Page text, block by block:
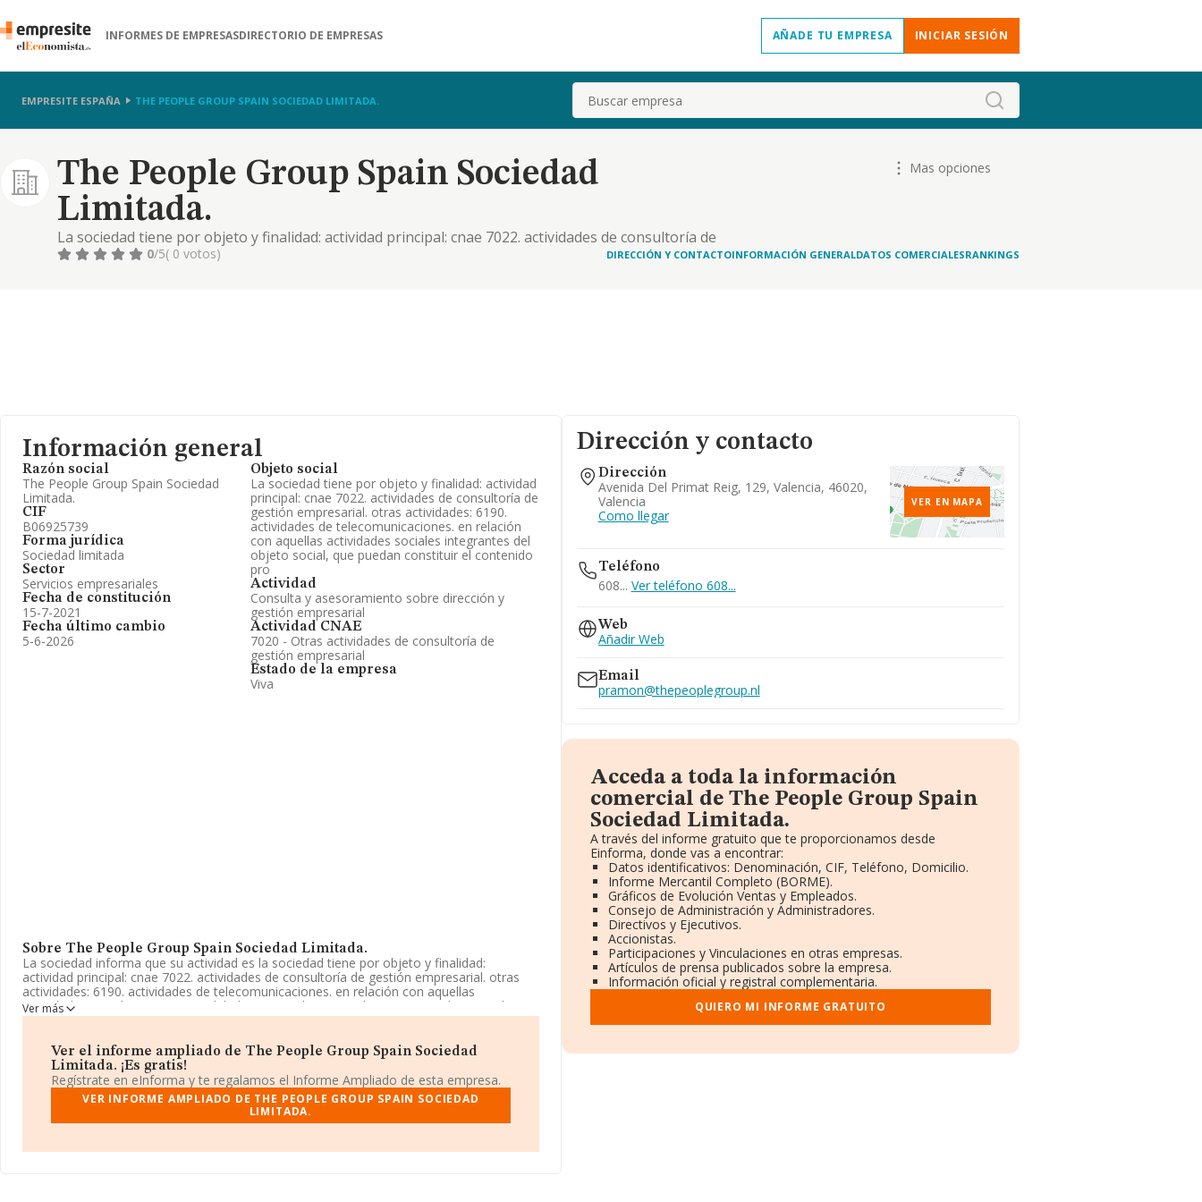
INFORMES DE EMPRESASDIRECTORIO DE EMPRESAS AÑADE TU EMPRESA INICIAR SESIÓN
EMPRESITE ESPAÑA THE PEOPLE GROUP SPAIN SOCIEDAD LIMITADA. Buscar
The People Group Spain Sociedad
Limitada.
La sociedad tiene por objeto y finalidad: actividad principal: cnae 7022. actividades de consultoría de
gestión empresarial. otras actividades: 6190. actividades de telecomunicaciones. en relación con
Mas opciones
0/5( 0 votos) DIRECCIÓN Y CONTACTOINFORMACIÓN GENERALDATOS COMERCIALESRANKINGS
Información general
Razón social
The People Group Spain Sociedad
Limitada.
CIF
B06925739
Forma jurídica
Sociedad limitada
Sector
Servicios empresariales
Fecha de constitución
15-7-2021
Fecha último cambio
5-6-2026
Objeto social
La sociedad tiene por objeto y finalidad: actividad
principal: cnae 7022. actividades de consultoría de
gestión empresarial. otras actividades: 6190.
actividades de telecomunicaciones. en relación
con aquellas actividades sociales integrantes del
objeto social, que puedan constituir el contenido
pro
Actividad
Consulta y asesoramiento sobre dirección y
gestión empresarial
Actividad CNAE
7020 - Otras actividades de consultoría de
gestión empresarial
Estado de la empresa
Viva
Sobre The People Group Spain Sociedad Limitada.
La sociedad informa que su actividad es la sociedad tiene por objeto y finalidad:
actividad principal: cnae 7022. actividades de consultoría de gestión empresarial. otras
actividades: 6190. actividades de telecomunicaciones. en relación con aquellas
actividades sociales integrantes del objeto social, que puedan constituir el contenido pro.
La empresa está registrada como Sociedad Limitada. Su actividad CNAE es '%cnae%'
En base a la Recomendación 2003/361/CE de la Comisión, de 6 de mayo de 2003, sobre
la definición de microempresas, pequeñas y medianas empresas, la compañía se puede
calificar como empresa pequeña. El número de empleados ha disminuido un 35% y
teniendo en cuenta la información disponible en INFORMA, ha dispuesto de un número
de empleados por encima de la media de sector.
Dentro del ranking de empresas elaborado por INFORMA, atendiendo a los niveles de
Ver más
Ver el informe ampliado de The People Group Spain Sociedad
Limitada. ¡Es gratis!
Regístrate en eInforma y te regalamos el Informe Ampliado de esta empresa.
VER INFORME AMPLIADO DE THE PEOPLE GROUP SPAIN SOCIEDAD
LIMITADA.
Dirección y contacto
Dirección
Avenida Del Primat Reig, 129, Valencia, 46020,
Valencia
Como llegar
VER EN MAPA
Teléfono
608... Ver teléfono 608...
Web
Añadir Web
Email
pramon@thepeoplegroup.nl
Acceda a toda la información
comercial de The People Group Spain
Sociedad Limitada.
A través del informe gratuito que te proporcionamos desde
Einforma, donde vas a encontrar:
Datos identificativos: Denominación, CIF, Teléfono, Domicilio.
Informe Mercantil Completo (BORME).
Gráficos de Evolución Ventas y Empleados.
Consejo de Administración y Administradores.
Directivos y Ejecutivos.
Accionistas.
Participaciones y Vinculaciones en otras empresas.
Artículos de prensa publicados sobre la empresa.
Información oficial y registral complementaria.
QUIERO MI INFORME GRATUITO